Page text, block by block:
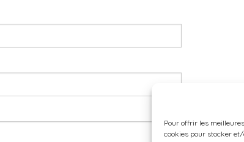
Pour offrir les
cookies pour stocker